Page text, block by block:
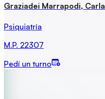
Graziadei Marrapodi, Carla
Psiquiatría
M.P. 22307
Pedí un turno